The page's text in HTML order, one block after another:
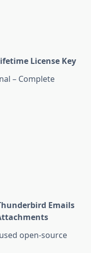
License Key
– Complete
Emails
open-source